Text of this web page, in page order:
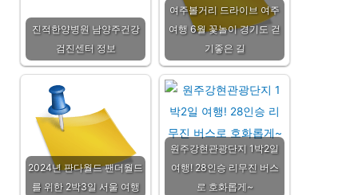
진적한양병원 남양주건강
검진센터 정보
여주볼거리 드라이브 여주
여행 6월 꽃놀이 경기도 걷
기좋은 길
2024년 판다월드 팬더월드
를 위한 2박3일 서울 여행
원주강현관광단지 1박2일
여행! 28인승 리무진 버스
로 호화롭게~